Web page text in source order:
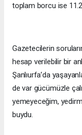
toplam borcu ise
Gazetecilerin
hesap verilebilir bir
Şanlıurfa’da
de var gücümüzle
yemeyeceğim,
buydu.